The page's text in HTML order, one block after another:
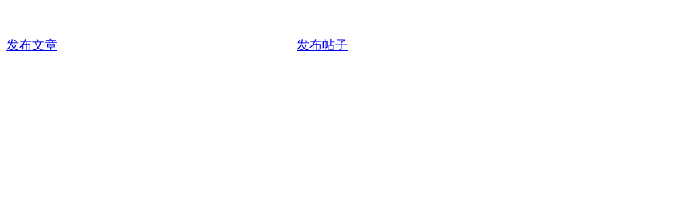
发布文章 发布帖子